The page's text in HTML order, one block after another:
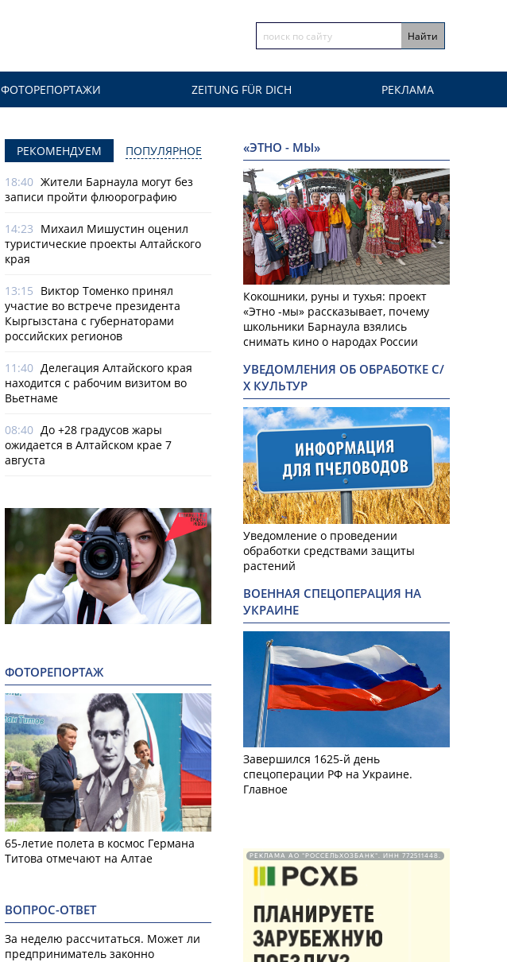
ФОТОРЕПОРТАЖИ ZEITUNG FÜR DICH РЕКЛАМА
РЕКОМЕНДУЕМ ПОПУЛЯРНОЕ
18:40 Жители Барнаула могут без
записи пройти флюорографию
14:23 Михаил Мишустин оценил
туристические проекты Алтайского
края
13:15 Виктор Томенко принял
участие во встрече президента
Кыргызстана с губернаторами
российских регионов
11:40 Делегация Алтайского края
находится с рабочим визитом во
Вьетнаме
08:40 До +28 градусов жары
ожидается в Алтайском крае 7
августа
ФОТОРЕПОРТАЖ
65-летие полета в космос Германа
Титова отмечают на Алтае
ВОПРОС-ОТВЕТ
За неделю рассчитаться. Может ли
предприниматель законно
«ЭТНО - МЫ»
Кокошники, руны и тухья: проект
«Этно -мы» рассказывает, почему
школьники Барнаула взялись
снимать кино о народах России
УВЕДОМЛЕНИЯ ОБ ОБРАБОТКЕ С/
Х КУЛЬТУР
Уведомление о проведении
обработки средствами защиты
растений
ВОЕННАЯ СПЕЦОПЕРАЦИЯ НА
УКРАИНЕ
Завершился 1625-й день
спецоперации РФ на Украине.
Главное
РЕКЛАМА АО "РОССЕЛЬХОЗБАНК". ИНН 772511448.